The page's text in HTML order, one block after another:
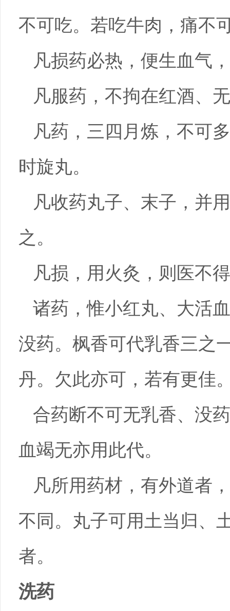
不可吃。若吃牛肉，痛不
凡损药必热，便生血气
凡服药，不拘在红酒、
凡药，三四月炼，不可
时旋丸。
凡收药丸子、末子，并
之。
凡损，用火灸，则医不
诸药，惟小红丸、大活
没药。枫香可代乳香三之
丹。欠此亦可，若有更佳
合药断不可无乳香、没
血竭无亦用此代。
凡所用药材，有外道者
不同。丸子可用土当归、
者。
洗药